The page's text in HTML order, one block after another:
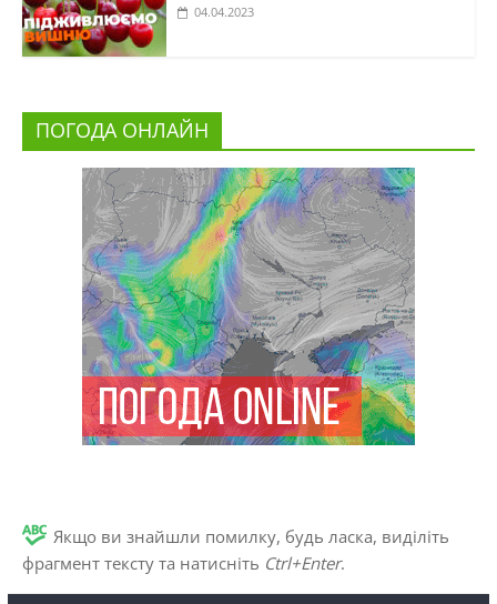
04.04.2023
ПОГОДА ОНЛАЙН
Якщо ви знайшли помилку, будь ласка, виділіть
фрагмент тексту та натисніть Ctrl+Enter.